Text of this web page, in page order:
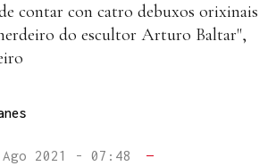
contar con catro debuxos orixinais
do escultor Arturo Baltar",
2021 - 07:48
—